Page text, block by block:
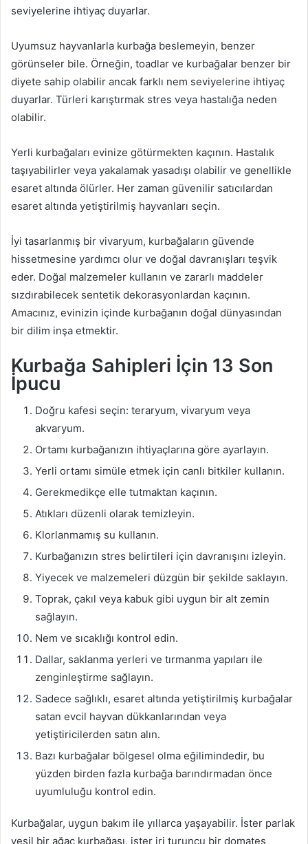
seviyelerine ihtiyaç duyarlar.
Uyumsuz hayvanlarla kurbağa beslemeyin, benzer
görünseler bile. Örneğin, toadlar ve kurbağalar benzer bir
diyete sahip olabilir ancak farklı nem seviyelerine ihtiyaç
duyarlar. Türleri karıştırmak stres veya hastalığa neden
olabilir.
Yerli kurbağaları evinize götürmekten kaçının. Hastalık
taşıyabilirler veya yakalamak yasadışı olabilir ve genellikle
esaret altında ölürler. Her zaman güvenilir satıcılardan
esaret altında yetiştirilmiş hayvanları seçin.
İyi tasarlanmış bir vivaryum, kurbağaların güvende
hissetmesine yardımcı olur ve doğal davranışları teşvik
eder. Doğal malzemeler kullanın ve zararlı maddeler
sızdırabilecek sentetik dekorasyonlardan kaçının.
Amacınız, evinizin içinde kurbağanın doğal dünyasından
bir dilim inşa etmektir.
Kurbağa Sahipleri İçin 13 Son
İpucu
Doğru kafesi seçin: teraryum, vivaryum veya
akvaryum.
Ortamı kurbağanızın ihtiyaçlarına göre ayarlayın.
Yerli ortamı simüle etmek için canlı bitkiler kullanın.
Gerekmedikçe elle tutmaktan kaçının.
Atıkları düzenli olarak temizleyin.
Klorlanmamış su kullanın.
Kurbağanızın stres belirtileri için davranışını izleyin.
Yiyecek ve malzemeleri düzgün bir şekilde saklayın.
Toprak, çakıl veya kabuk gibi uygun bir alt zemin
sağlayın.
Nem ve sıcaklığı kontrol edin.
Dallar, saklanma yerleri ve tırmanma yapıları ile
zenginleştirme sağlayın.
Sadece sağlıklı, esaret altında yetiştirilmiş kurbağalar
satan evcil hayvan dükkanlarından veya
yetiştiricilerden satın alın.
Bazı kurbağalar bölgesel olma eğilimindedir, bu
yüzden birden fazla kurbağa barındırmadan önce
uyumluluğu kontrol edin.
Kurbağalar, uygun bakım ile yıllarca yaşayabilir. İster parlak
yeşil bir ağaç kurbağası, ister iri turuncu bir domates